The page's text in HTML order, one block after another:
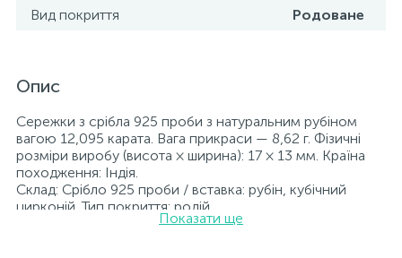
Вид покриття
Родоване
Опис
Сережки з срібла 925 проби з натуральним рубіном
вагою 12,095 карата. Вага прикраси — 8,62 г. Фізичні
розміри виробу (висота × ширина): 17 × 13 мм. Країна
походження: Індія.
Склад: Срібло 925 проби / вставка: рубін, кубічний
цирконій. Тип покриття: родій.
Вставки: рубін, кубічний цирконій.
Показати ще